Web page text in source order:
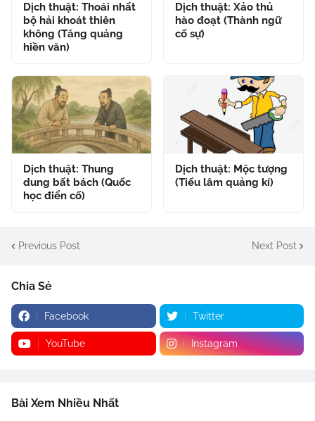
Dịch thuật: Thoái nhất
bộ hải khoát thiên
không (Tăng quảng
hiền văn)
Dịch thuật: Xảo thủ
hào đoạt (Thành ngữ
cố sự)
Dịch thuật: Thung
dung bất bách (Quốc
học điển cố)
Dịch thuật: Mộc tượng
(Tiếu lâm quảng kí)
Previous Post Next Post
Chia Sẻ
Facebook Twitter
YouTube Instagram
Bài Xem Nhiều Nhất